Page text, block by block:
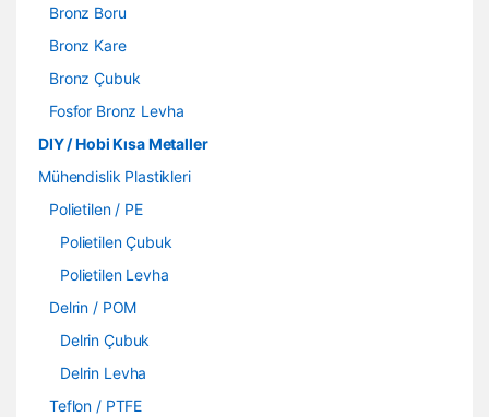
Bronz Boru
Bronz Kare
Bronz Çubuk
Fosfor Bronz Levha
DIY / Hobi Kısa Metaller
Mühendislik Plastikleri
Polietilen / PE
Polietilen Çubuk
Polietilen Levha
Delrin / POM
Delrin Çubuk
Delrin Levha
Teflon / PTFE